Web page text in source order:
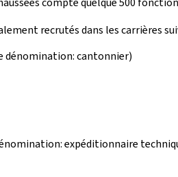
recrutés dans les carrières
dénomination: cantonnier)
expéditionnaire